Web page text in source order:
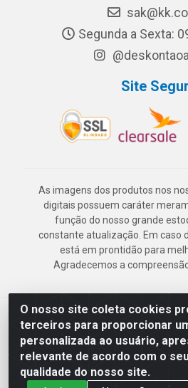
O nosso site coleta cookies
terceiros para proporcionar
personalizada ao usuário,
relevante de acordo com o
qualidade do nosso site.
Segunda a Sexta:
Site
As imagens dos produtos nos
digitais possuem caráter
função do nosso grande
constante atualização. Em caso
está em prontidão para
Agradecemos a
Deskontão Atacado - Av. Marechal
Imbiribeira - Recife/PE - CEP 51.150-
57